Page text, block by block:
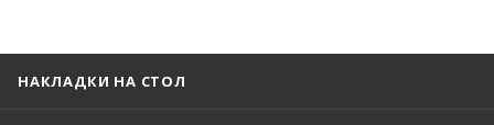
НАКЛАДКИ НА СТОЛ